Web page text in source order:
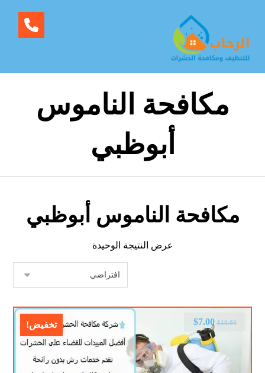
مكافحة الناموس
أبوظبي
مكافحة الناموس أبوظبي
عرض النتيجة الوحيدة
تخفيض! $10.00
$7.00